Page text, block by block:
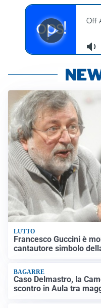
LUTTO
Francesco Guccini è
cantautore simbolo
BAGARRE
Caso Delmastro, la
scontro in Aula tra